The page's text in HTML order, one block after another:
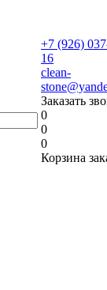
+7 (926)
16
clean-
Заказать
0
0
0
Корзина